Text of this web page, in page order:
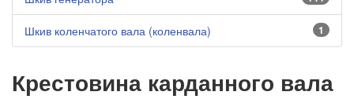
1
Шкив коленчатого вала (коленвала)
Крестовина карданного вала